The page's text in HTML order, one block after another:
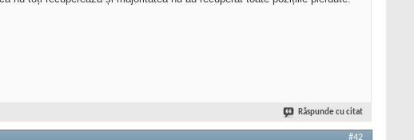
Răspunde cu citat
#42